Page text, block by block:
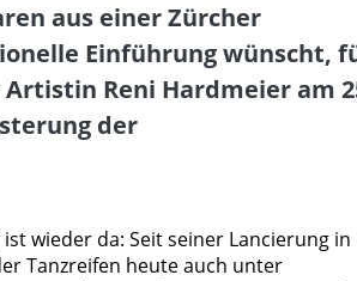
aus einer Zürcher
Einführung wünscht,
Reni Hardmeier am
der
wieder da: Seit seiner Lancierung in
Tanzreifen heute auch unter